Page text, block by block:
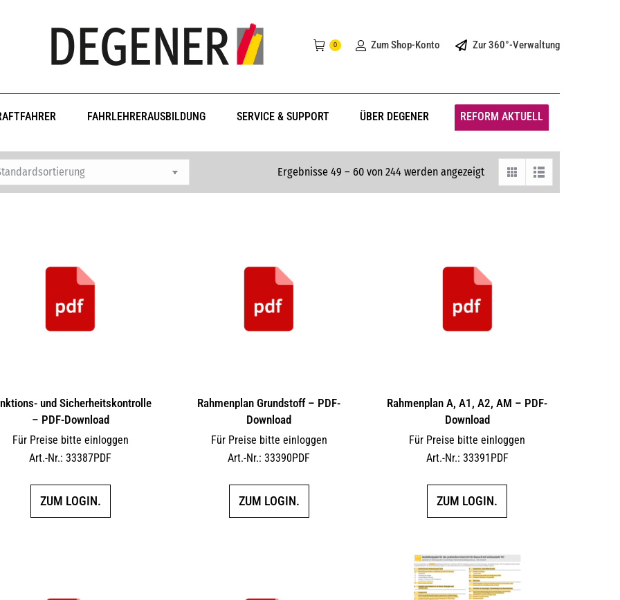
0 Zum Shop-Konto Zur 360°-Verwaltung
FAHRLEHRERAUSBILDUNG SERVICE & SUPPORT ÜBER DEGENER REFORM AKTUELL
Ergebnisse 49 – 60 von 244 werden angezeigt
und Sicherheitskontrolle
– PDF-Download
Für Preise bitte einloggen
Art.-Nr.: 33387PDF
ZUM LOGIN.
Rahmenplan Grundstoff – PDF-
Download
Für Preise bitte einloggen
Art.-Nr.: 33390PDF
ZUM LOGIN.
Rahmenplan A, A1, A2, AM – PDF-
Download
Für Preise bitte einloggen
Art.-Nr.: 33391PDF
ZUM LOGIN.